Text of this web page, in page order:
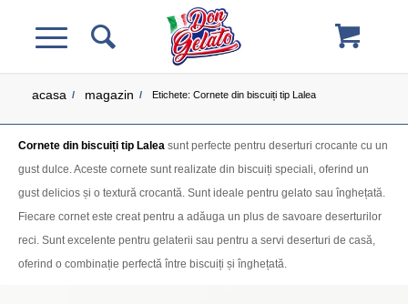
acasa / magazin / Etichete: Cornete din biscuiți tip Lalea
Cornete din biscuiți tip Lalea sunt perfecte pentru deserturi crocante cu un
gust dulce. Aceste cornete sunt realizate din biscuiți speciali, oferind un
gust delicios și o textură crocantă. Sunt ideale pentru gelato sau înghețată.
Fiecare cornet este creat pentru a adăuga un plus de savoare deserturilor
reci. Sunt excelente pentru gelaterii sau pentru a servi deserturi de casă,
oferind o combinație perfectă între biscuiți și înghețată.